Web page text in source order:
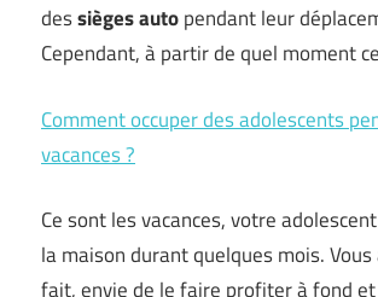
dessièges autopendant leur
Cependant, à partir de quel moment
Comment occuper des adolescents
vacances ?
Ce sont les vacances, votre
la maison durant quelques mois. Vous
fait, envie de le faire profiter à fond